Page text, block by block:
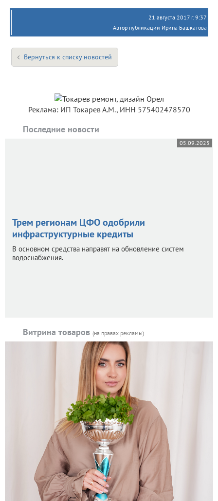
21 августа 2017 г. 9:37
Автор публикации Ирина Башкатова
Вернуться к списку новостей
Реклама: ИП Токарев А.М., ИНН 575402478570
Последние новости
05.09.2025
Трем регионам ЦФО одобрили
инфраструктурные кредиты
В основном средства направят на обновление систем
водоснабжения.
Витрина товаров (на правах рекламы)